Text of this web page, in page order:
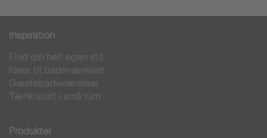
Inspiration
Find din helt egen stil
Ideer til badeværelset
Gæstebadeværelser
Tænk stort i små rum
Produkter